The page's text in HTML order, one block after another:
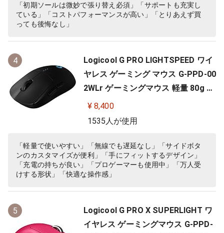
「初期ソールは微妙で張り替え必須」「サポートも充実し
ている」「コストパフォーマンスが高い」「とりあえず買
っても後悔なし」
4
Logicool G PRO LIGHTSPEED ワイ
ヤレス ゲーミング マウス G-PPD-00
2WLr ゲーミングマウス 軽量 80g H
ERO 25Kセンサー 充電 POWERPLA
Y 対応 ゲーム 充電 無線 左右対称 FP
正規品
¥ 8,400
1535人が使用
「軽量で使いやすい」「無線でも遅延なし」「サイドボタ
ンのカスタマイズが便利」「手にフィットするデザイン」
「充電の持ちが良い」「プロゲーマーも使用中」「万人受
けする形状」「快適な操作感」
5
Logicool G PRO X SUPERLIGHT ワ
イヤレス ゲーミングマウス G-PPD-